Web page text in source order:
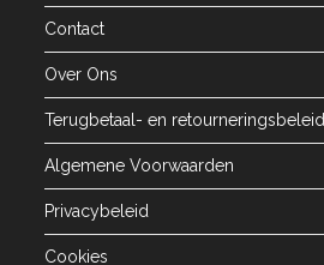
Contact
Over Ons
Terugbetaal- en retourneringsbeleid
Algemene Voorwaarden
Privacybeleid
Cookies